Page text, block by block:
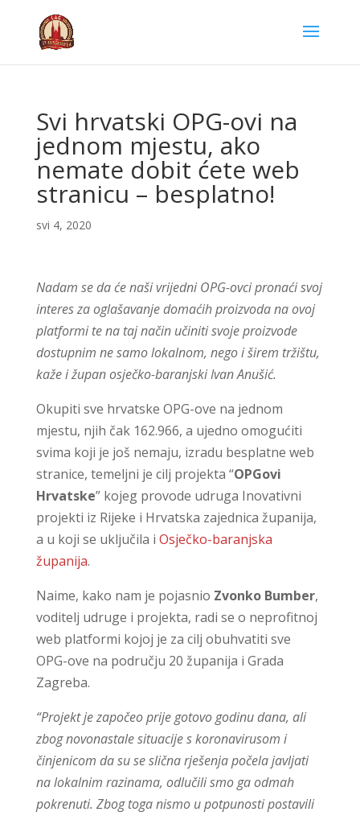
Svi hrvatski OPG-ovi na
jednom mjestu, ako
nemate dobit ćete web
stranicu – besplatno!
svi 4, 2020
Nadam se da će naši vrijedni OPG-ovci pronaći svoj
interes za oglašavanje domaćih proizvoda na ovoj
platformi te na taj način učiniti svoje proizvode
dostupnim ne samo lokalnom, nego i širem tržištu,
kaže i župan osječko-baranjski Ivan Anušić.
Okupiti sve hrvatske OPG-ove na jednom
mjestu, njih čak 162.966, a ujedno omogućiti
svima koji je još nemaju, izradu besplatne web
stranice, temeljni je cilj projekta “OPGovi
Hrvatske” kojeg provode udruga Inovativni
projekti iz Rijeke i Hrvatska zajednica županija,
a u koji se uključila i Osječko-baranjska
županija.
Naime, kako nam je pojasnio Zvonko Bumber,
voditelj udruge i projekta, radi se o neprofitnoj
web platformi kojoj je za cilj obuhvatiti sve
OPG-ove na području 20 županija i Grada
Zagreba.
“Projekt je započeo prije gotovo godinu dana, ali
zbog novonastale situacije s koronavirusom i
činjenicom da su se slična rješenja počela javljati
na lokalnim razinama, odlučili smo ga odmah
pokrenuti. Zbog toga nismo u potpunosti postavili